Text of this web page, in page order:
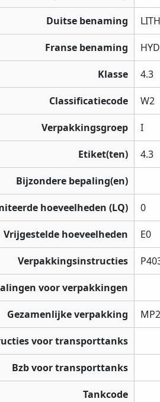
Duitse benaming
Franse benaming
Klasse 4.3
Classificatiecode W2
Verpakkingsgroep I
Etiket(ten) 4.3
Bijzondere bepaling(en)
hoeveelheden (LQ) 0
Vrijgestelde hoeveelheden E0
Verpakkingsinstructies
voor verpakkingen
Gezamenlijke verpakking MP2
voor transporttanks
Bzb voor transporttanks
Tankcode